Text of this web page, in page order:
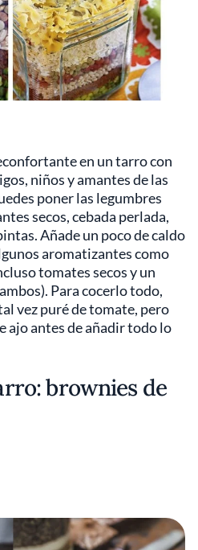
en un tarro con
niños y amantes de las
poner las legumbres
secos, cebada perlada,
Añade un poco de caldo
aromatizantes como
tomates secos y un
Para cocerlo todo,
vez puré de tomate, pero
ajo antes de añadir todo lo
brownies de